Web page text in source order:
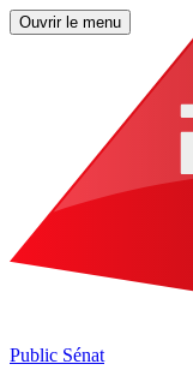
Ouvrir le menu
Public Sénat